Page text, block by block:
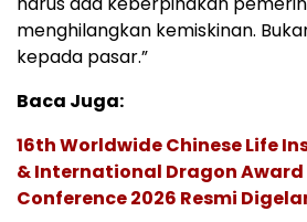
menghilangkan kemiskinan.
kepada pasar.”
Baca Juga:
16th Worldwide Chinese Life
& International Dragon Award
Conference 2026 Resmi